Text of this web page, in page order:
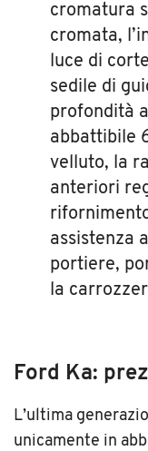
cromatura
cromata,
luce di
sedile di
profondità
abbattibile
velluto, la
anteriori
assistenza
portiere,
la
Ford Ka:
L’ultima
unicamente in